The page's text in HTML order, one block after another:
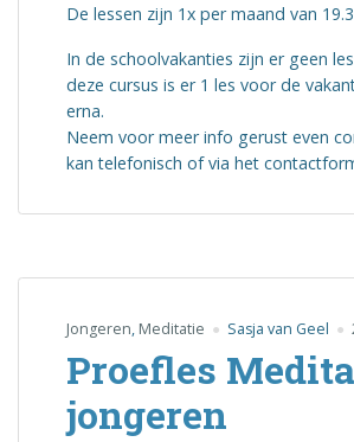
De lessen zijn 1x per maand van
In de schoolvakanties zijn er geen
deze cursus is er 1 les voor de
erna.
Neem voor meer info gerust even
kan telefonisch of via het
Jongeren, Meditatie Sasja van Geel
Proefles
jongeren